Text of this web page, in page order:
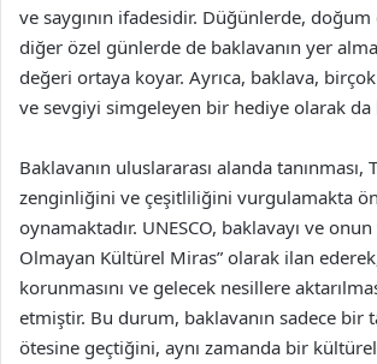
ve saygının ifadesidir. Düğünlerde,
diğer özel günlerde de baklavanın yer
değeri ortaya koyar. Ayrıca, baklava,
ve sevgiyi simgeleyen bir hediye olarak da
Baklavanın uluslararası alanda tanınması,
zenginliğini ve çeşitliliğini vurgulamakta
oynamaktadır. UNESCO, baklavayı ve onun
Olmayan Kültürel Miras” olarak ilan
korunmasını ve gelecek nesillere
etmiştir. Bu durum, baklavanın sadece bir
ötesine geçtiğini, aynı zamanda bir